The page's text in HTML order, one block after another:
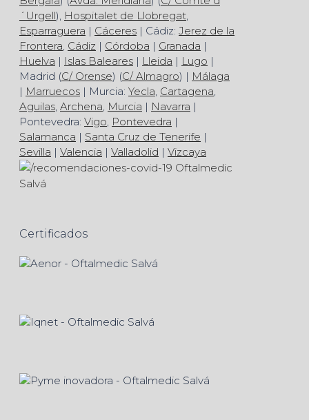
´Urgell), Hospitalet de Llobregat,
Esparraguera | Cáceres | Cádiz: Jerez de la
Frontera, Cádiz | Córdoba | Granada |
Huelva | Islas Baleares | Lleida | Lugo |
Madrid (C/ Orense) (C/ Almagro) | Málaga
| Marruecos | Murcia: Yecla, Cartagena,
Aguilas, Archena, Murcia | Navarra |
Pontevedra: Vigo, Pontevedra |
Salamanca | Santa Cruz de Tenerife |
Sevilla | Valencia | Valladolid | Vizcaya
Certificados